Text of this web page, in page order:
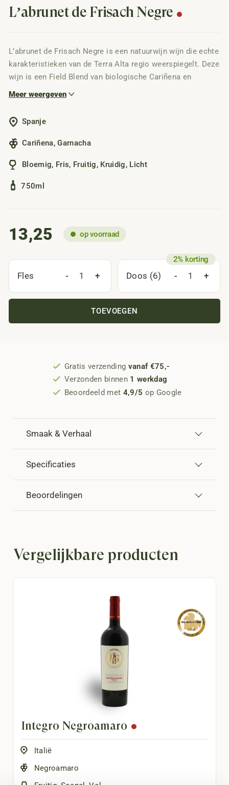
L’abrunet de Frisach Negre
L’abrunet de Frisach Negre is een natuurwijn wijn die echte
karakteristieken van de Terra Alta regio weerspiegelt. Deze
wijn is een Field Blend van biologische Cariñena en
Garnacha druiven die samen in de wijngaard groeien, wat
Het resultaat is een jeugdig, kersenpaars gekleurd glas
met aroma’s van kruiden, bloemen en een hint van
bosbessenyoghurt. In de mond ervaar je een frisse,
Meer weergeven
Spanje
Cariñena,Garnacha
Bloemig, Fris, Fruitig, Kruidig, Licht
750ml
13,25 op voorraad
Fles - + Doos (6) - +
TOEVOEGEN
Gratis verzending vanaf €75,-
Verzonden binnen 1 werkdag
Beoordeeld met 4,9/5 op Google
Smaak & Verhaal
Specificaties
Beoordelingen
Vergelijkbare producten
Integro Negroamaro
Italië
Negroamaro